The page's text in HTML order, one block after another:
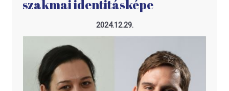
szakmai identitásképe
2024.12.29.